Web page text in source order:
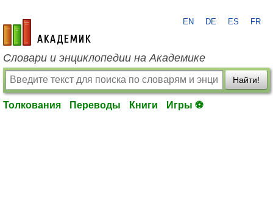
academic.ru
EN DE ES FR
Словари и энциклопедии на Академике
Найти!
Толкования Переводы Книги Игры ⚽